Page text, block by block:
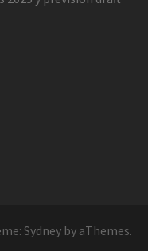
Sydney by aThemes.